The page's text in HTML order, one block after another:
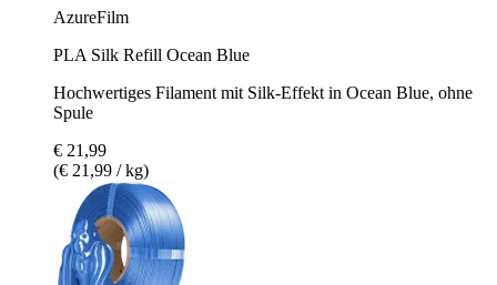
AzureFilm
PLA Silk Refill Ocean Blue
Hochwertiges Filament mit Silk-Effekt in Ocean Blue, ohne
Spule
€ 21,99
(€ 21,99 / kg)